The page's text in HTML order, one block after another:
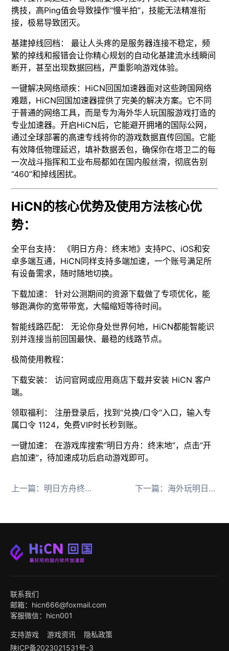
携技，高Ping值会导致操作“慢半拍”，技能无法精准衔
接，极易导致团灭。
基建掉线回档： 最让人头疼的是服务器连接不稳定，频
繁的掉线和报错会让你精心规划的自动化基建流水线瞬间
断开，甚至出现数据回档，严重影响游戏体验。
一键解决网络顽疾：HiCN回国加速器面对这些跨国网络
难题，HiCN回国加速器提供了完美的解决方案。它不同
于普通的网络工具，而是专为海外华人玩国服游戏打造的
专业加速器。开启HiCN后，它能避开拥堵的国际公网，
通过全球部署的高速专线将你的游戏数据直传回国。它能
有效降低物理延迟，填补数据丢包，确保你在塔卫二的每
一次战斗指挥和工业布局都如在国内般丝滑，彻底告别
“460”和掉线困扰。
HiCN的核心优势及使用方法核心优
势：
全平台支持： 《明日方舟：终末地》支持PC、iOS和安
卓多端互通，HiCN同样支持多端加速，一个账号满足所
有设备需求，随时随地切换。
下载加速： 针对公测期间的资源下载做了专项优化，能
够跑满你的宽带带宽，大幅缩短等待时间。
智能线路匹配： 无论你身处世界何地，HiCN都能智能识
别并连接当前回国最快、最稳的线路节点。
极简使用教程：
下载安装： 访问官网或应用商店下载并安装 HiCN 客户
端。
领取福利： 注册登录后，找到“兑换/口令”入口，输入专
属口令 1124，免费VIP时长秒到账。
一键加速： 在游戏库搜索“明日方舟：终末地”，点击“开
启加速”，待加速成功后启动游戏即可。
上一篇： 明日方舟终末地今日公测！海外玩家如何消除高延迟？ 下一篇： 海外玩明日方舟终末地蚀像寻遗延迟高？HiCN回国加速器推荐
联系我们
邮箱：hicn666@foxmail.com
客服微信：hicn001
支持游戏 游戏资讯
隐私政策
陕ICP备2023021531号-3